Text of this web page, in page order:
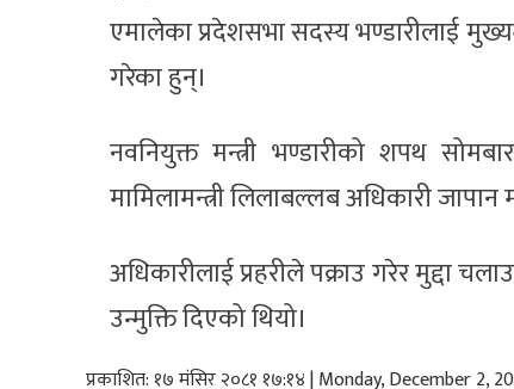
एमालेका प्रदेशसभा सदस्य भण्डारीलाई
गरेका हुन्।
नवनियुक्त मन्त्री भण्डारीको शपथ
मामिलामन्त्री लिलाबल्लब अधिकारी
अधिकारीलाई प्रहरीले पक्राउ गरेर मुद्दा
उन्मुक्ति दिएको थियो।
प्रकाशित: १७ मंसिर २०८१ १७:१४ | Monday, December 2,